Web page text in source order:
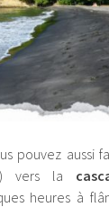
pouvez aussi
vers la
heures à